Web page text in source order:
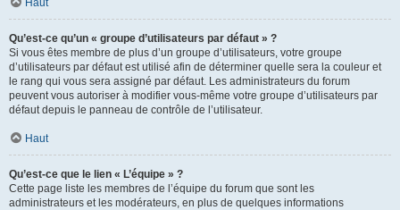
Haut
Qu’est-ce qu’un « groupe d’utilisateurs par défaut » ?
Si vous êtes membre de plus d’un groupe d’utilisateurs, votre groupe
d’utilisateurs par défaut est utilisé afin de déterminer quelle sera la couleur et
le rang qui vous sera assigné par défaut. Les administrateurs du forum
peuvent vous autoriser à modifier vous-même votre groupe d’utilisateurs par
défaut depuis le panneau de contrôle de l’utilisateur.
Haut
Qu’est-ce que le lien « L’équipe » ?
Cette page liste les membres de l’équipe du forum que sont les
administrateurs et les modérateurs, en plus de quelques informations